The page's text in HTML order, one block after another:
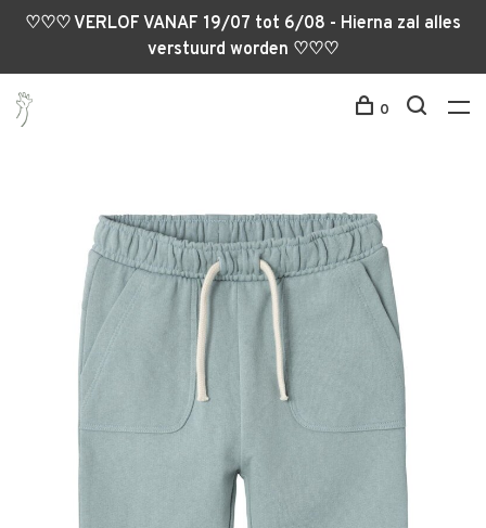
♡♡♡ VERLOF VANAF 19/07 tot 6/08 - Hierna zal alles
verstuurd worden ♡♡♡
0